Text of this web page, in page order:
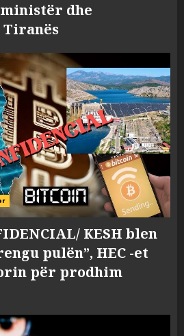
dhe
KESH blen
pulën”, HEC -et
për prodhim